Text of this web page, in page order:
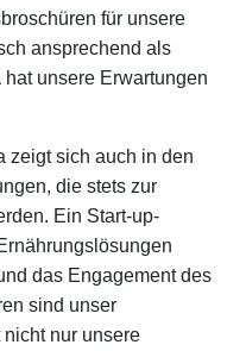
für unsere
ansprechend als
unsere Erwartungen
zeigt sich auch in den
die stets zur
Ein Start-up-
das Engagement des
sind unser
nur unsere